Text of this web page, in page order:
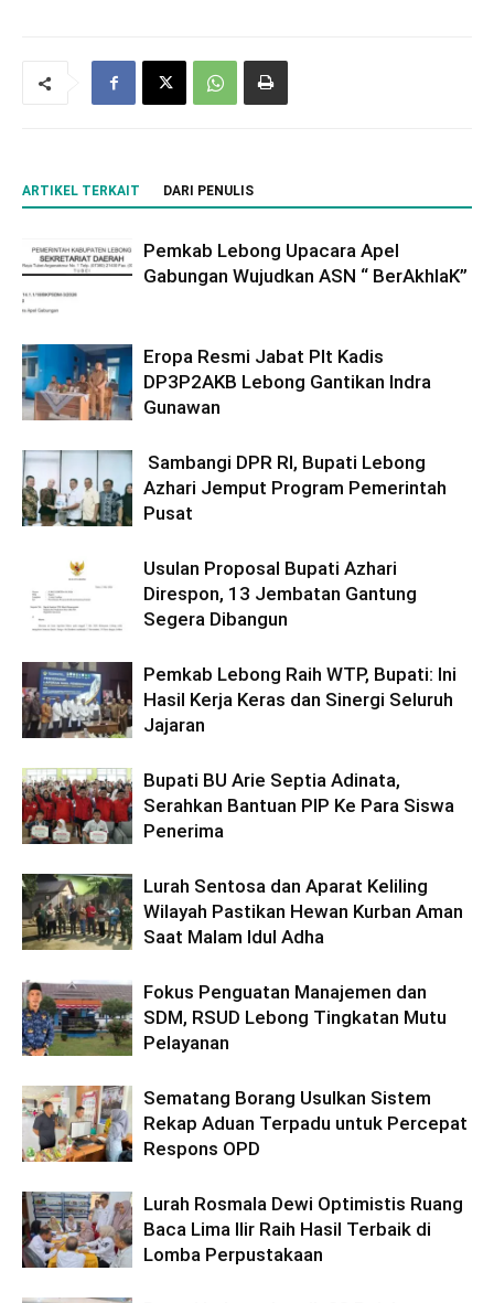
ARTIKEL TERKAIT DARI PENULIS
Pemkab Lebong Upacara Apel
Gabungan Wujudkan ASN “ BerAkhlaK”
Eropa Resmi Jabat Plt Kadis
DP3P2AKB Lebong Gantikan Indra
Gunawan
Sambangi DPR RI, Bupati Lebong
Azhari Jemput Program Pemerintah
Pusat
Usulan Proposal Bupati Azhari
Direspon, 13 Jembatan Gantung
Segera Dibangun
Pemkab Lebong Raih WTP, Bupati: Ini
Hasil Kerja Keras dan Sinergi Seluruh
Jajaran
Bupati BU Arie Septia Adinata,
Serahkan Bantuan PIP Ke Para Siswa
Penerima
Lurah Sentosa dan Aparat Keliling
Wilayah Pastikan Hewan Kurban Aman
Saat Malam Idul Adha
Fokus Penguatan Manajemen dan
SDM, RSUD Lebong Tingkatan Mutu
Pelayanan
Sematang Borang Usulkan Sistem
Rekap Aduan Terpadu untuk Percepat
Respons OPD
Lurah Rosmala Dewi Optimistis Ruang
Baca Lima Ilir Raih Hasil Terbaik di
Lomba Perpustakaan